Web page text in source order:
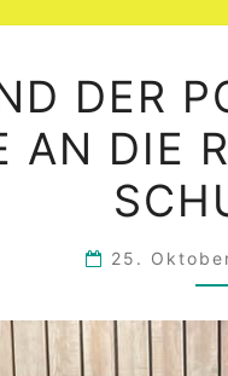
DER
AN DIE
25.